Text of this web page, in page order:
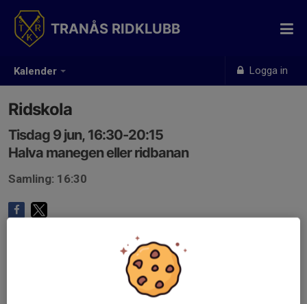
Kalender Logga in
TRANÅS RIDKLUBB
Ridskola
Tisdag 9 jun, 16:30-20:15
Halva manegen eller ridbanan
Samling: 16:30